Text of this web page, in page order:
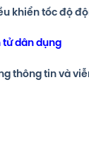
khiển tốc độ
tử dân dụng
thông tin và